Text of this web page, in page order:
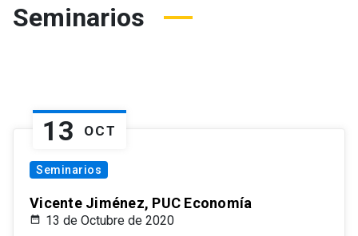
Seminarios
13 OCT
Seminarios
Vicente Jiménez, PUC Economía
13 de Octubre de 2020